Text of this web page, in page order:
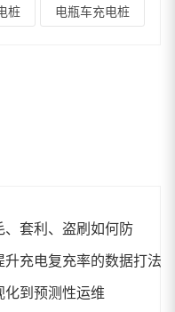
桩 电瓶车充电桩
套利、盗刷如何防
充电复充率的数据打法
到预测性运维